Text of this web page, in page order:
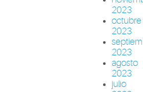
2023
octubre
2023
2023
agosto
2023
julio